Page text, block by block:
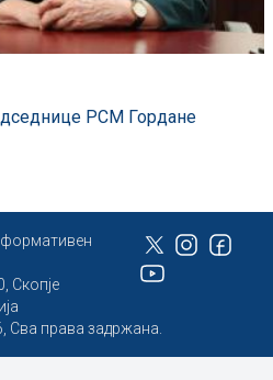
РСМ Гордане
Скопје
права задржана.